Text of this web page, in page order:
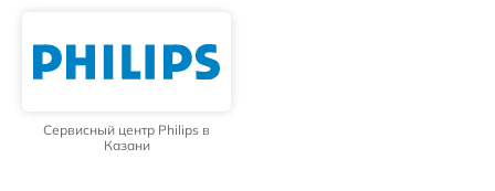
Сервисный центр Philips в
Казани